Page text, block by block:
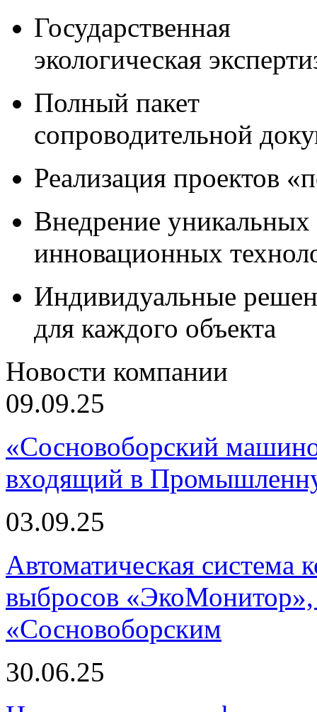
Государственная
экологическая
Полный пакет
сопроводительной
Реализация проектов
Внедрение уникальных
инновационных
Индивидуальные
для каждого объекта
Новости компании
09.09.25
«Сосновоборский
входящий в
03.09.25
Автоматическая
выбросов «ЭкоМонитор»,
«Сосновоборским
30.06.25